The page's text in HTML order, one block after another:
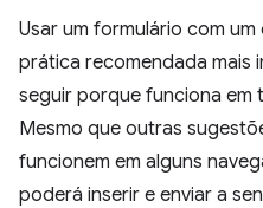
Usar um formulário com um
prática recomendada mais
seguir porque funciona em
Mesmo que outras
funcionem em alguns
poderá inserir e enviar a